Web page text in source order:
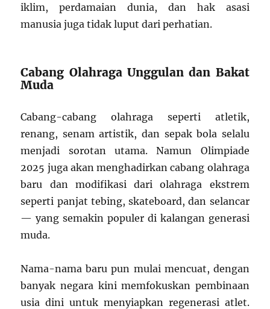
iklim, perdamaian dunia, dan hak asasi
manusia juga tidak luput dari perhatian.
Cabang Olahraga Unggulan dan Bakat
Muda
Cabang-cabang olahraga seperti atletik,
renang, senam artistik, dan sepak bola selalu
menjadi sorotan utama. Namun Olimpiade
2025 juga akan menghadirkan cabang olahraga
baru dan modifikasi dari olahraga ekstrem
seperti panjat tebing, skateboard, dan selancar
— yang semakin populer di kalangan generasi
muda.
Nama-nama baru pun mulai mencuat, dengan
banyak negara kini memfokuskan pembinaan
usia dini untuk menyiapkan regenerasi atlet.